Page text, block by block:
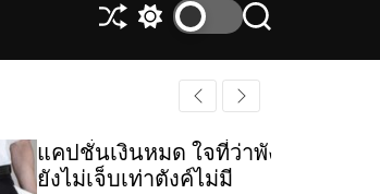
S
S
c
o
S
r
c
แคปชั่นเงินหมด ใจที่ว่าพัง…
ยังไม่เจ็บเท่าตังค์ไม่มี